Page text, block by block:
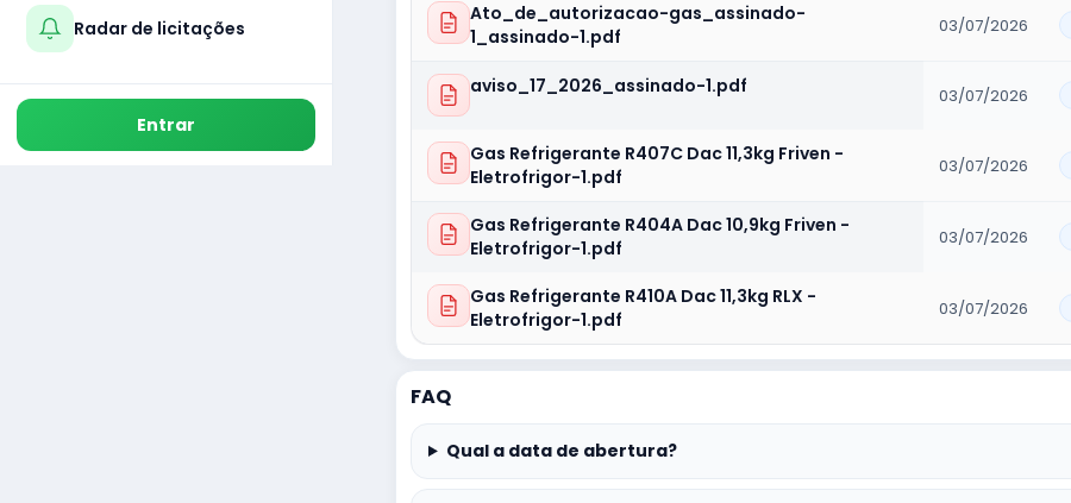
Radar de licitações
Entrar
Ato_de_autorizacao-gas_assinado-
1_assinado-1.pdf
03/07/2026
aviso_17_2026_assinado-1.pdf 03/07/2026
Gas Refrigerante R407C Dac 11,3kg Friven -
Eletrofrigor-1.pdf
03/07/2026
Gas Refrigerante R404A Dac 10,9kg Friven -
Eletrofrigor-1.pdf
03/07/2026
Gas Refrigerante R410A Dac 11,3kg RLX -
Eletrofrigor-1.pdf
03/07/2026
FAQ
Qual a data de abertura?